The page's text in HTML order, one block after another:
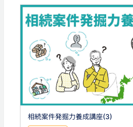
相続案件発掘力養成講座(3)